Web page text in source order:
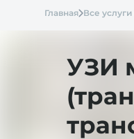
Главная Все
УЗИ